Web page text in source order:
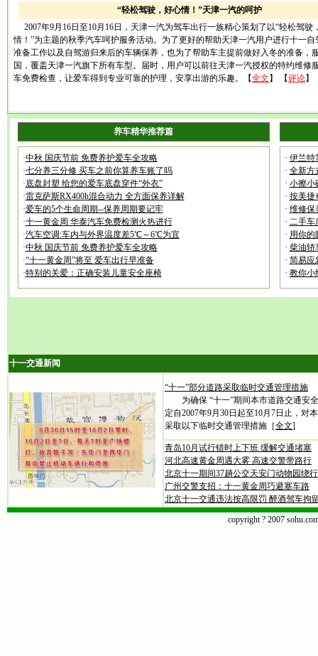
“轻松驾驶，好心情！”天津一汽的呵护
2007年9月16日至10月16日，天津一汽为驾车出行一族精心策划了以“轻松驾驶
情！”为主题的秋季汽车呵护服务活动。为了更好的帮助天津一汽用户进行十一自
准备工作以及自驾游归来后的车辆保养，也为了帮助车主提前做好入冬的准备，
国，覆盖天津一汽旗下所有车型。届时，用户可以前往天津一汽授权的特约维修
车免费检查，让爱车得到专业可靠的护理，安享出游的乐趣。【全文 】 【评论】
养车精华推荐篇
·中秋 国庆节前 免费养护爱车全攻略
·七分养三分修 买车之前你算养车账了吗
·底盘封塑 给您的爱车底盘穿件“外衣”
·雷克萨斯RX400h混合动力 全方面保养详解
·爱车的5个生命周期--保养周期要记牢
·十一黄金周 华泰汽车免费检测火热进行
·汽车空调:车内与外界温度差5℃～6℃为宜
·中秋 国庆节前 免费养护爱车全攻略
·“十一黄金周”将至 爱车出行早准备
·特别的关爱：正确安装儿童安全座椅
· 伊兰特
· 全新方
· 小擦小
· 按美捷
· 维修保
· 二手车
· 用你的
· 柴油轿
· 简易应
· 教你小
十一交通新闻
“十一”部分道路采取临时交通管理措施
为确保 “十一”期间本市道路交通安
定自2007年9月30日起至10月7日止，对
采取以下临时交通管理措施［全文]
青岛10月试行错时上下班 缓解交通堵塞
河北高速黄金周遇大雾 高速交警带路行
北京十一期间37趟公交天安门动物园绕行
广州交警支招：十一黄金周巧避塞车路
北京十一交通违法按高限罚 醉酒驾车拘
copyright ? 2007